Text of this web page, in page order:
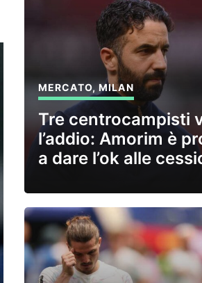
MERCATO,MILAN
Tre centrocampisti
l’addio: Amorim è
a dare l’ok alle